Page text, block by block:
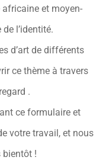
et moyen-
l’identité.
d’art de différents
ce thème à travers
.
ce formulaire et
votre travail, et nous
bientôt !